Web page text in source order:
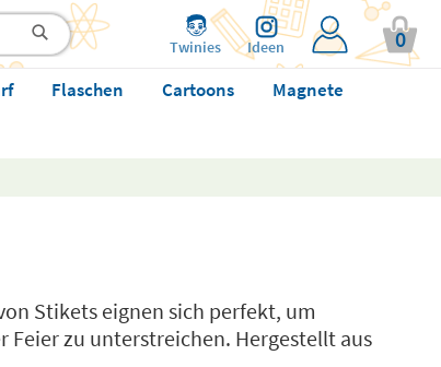
Twinies Ideen 0
Flaschen Cartoons
Magnete
Stikets eignen sich perfekt, um
Feier zu unterstreichen. Hergestellt aus